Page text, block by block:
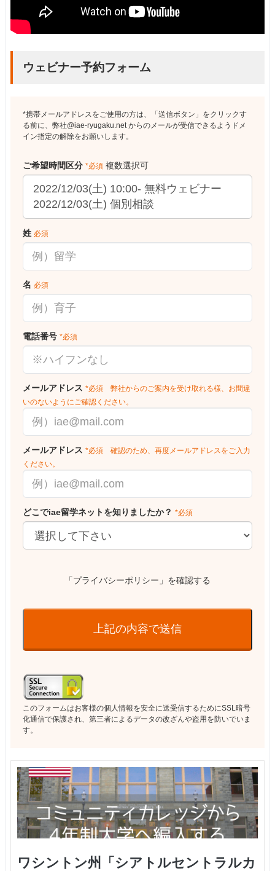
ウェビナー予約フォーム
*携帯メールアドレスをご使用の方は、「送信ボタン」をクリックす
る前に、弊社@iae-ryugaku.net からのメールが受信できるようドメ
イン指定の解除をお願いします。
ご希望時間区分 *必須 複数選択可
姓 必須
名 必須
電話番号 *必須
メールアドレス *必須 弊社からのご案内を受け取れる様、お間違
いのないようにご確認ください。
メールアドレス *必須 確認のため、再度メールアドレスをご入力
ください。
どこでiae留学ネットを知りましたか？ *必須
「プライバシーポリシー」を確認する
上記の内容で送信
このフォームはお客様の個人情報を安全に送受信するためにSSL暗号
化通信で保護され、第三者によるデータの改ざんや盗用を防いでいま
す。